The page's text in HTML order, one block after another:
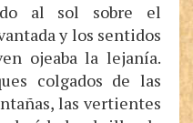
al sol sobre el
y los sentidos
ojeaba la lejanía.
colgados de las
las vertientes